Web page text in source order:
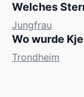
Welches
Jungfrau
Wo wurde
Trondheim